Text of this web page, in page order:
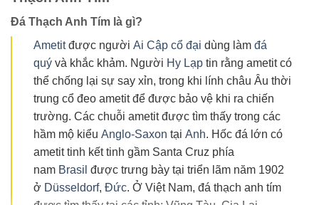
Đá Thạch Anh Tím là gì?
Ametitđược người Ai Cập cổ đại dùng làm đá
quý và khắc khảm. Người Hy Lạp tin rằng ametit có
thể chống lại sự say xỉn, trong khi lính châu Âu thời
trung cổ đeo ametit để được bảo vệ khi ra chiến
trường. Các chuỗi ametit được tìm thấy trong các
hầm mộ kiểu Anglo-Saxon tại Anh. Hốc đá lớn có
ametit tinh kết tinh gầm Santa Cruz phía
nam Brasil được trưng bày tại triển lãm năm 1902
ở Düsseldorf, Đức. Ở Việt Nam, đá thạch anh tím